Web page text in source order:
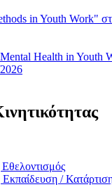
in Youth Work"
Health in Youth
Εκπαίδευση /